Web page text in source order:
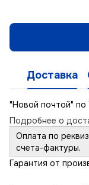
Доставка
"Новой почтой" по
Подробнее о
Оплата по
счета-фактуры.
Гарантия от